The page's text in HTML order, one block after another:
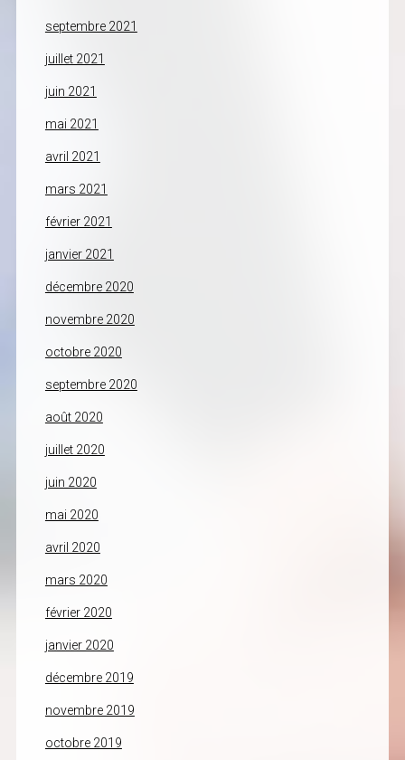
septembre 2021
juillet 2021
juin 2021
mai 2021
avril 2021
mars 2021
février 2021
janvier 2021
décembre 2020
novembre 2020
octobre 2020
septembre 2020
août 2020
juillet 2020
juin 2020
mai 2020
avril 2020
mars 2020
février 2020
janvier 2020
décembre 2019
novembre 2019
octobre 2019